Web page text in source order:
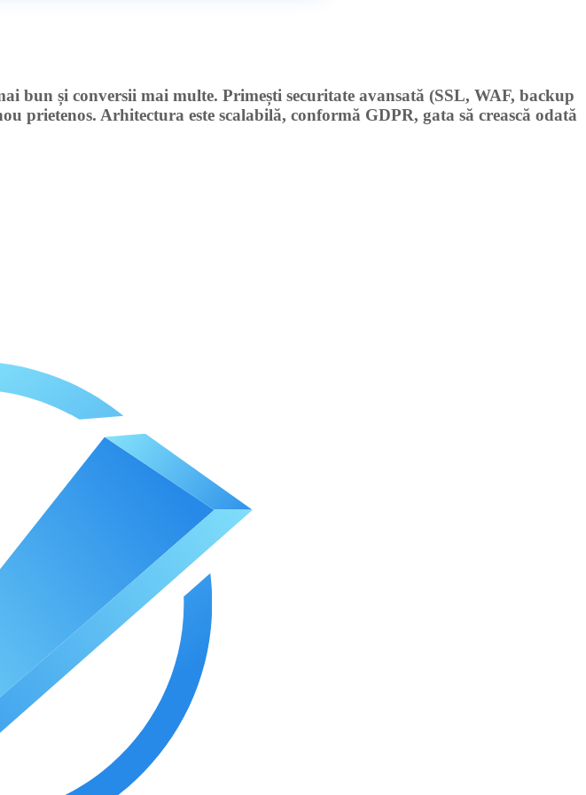
bun și conversii mai multe. Primești securitate avansată (SSL, WAF, backup
prietenos. Arhitectura este scalabilă, conformă GDPR, gata să crească odată